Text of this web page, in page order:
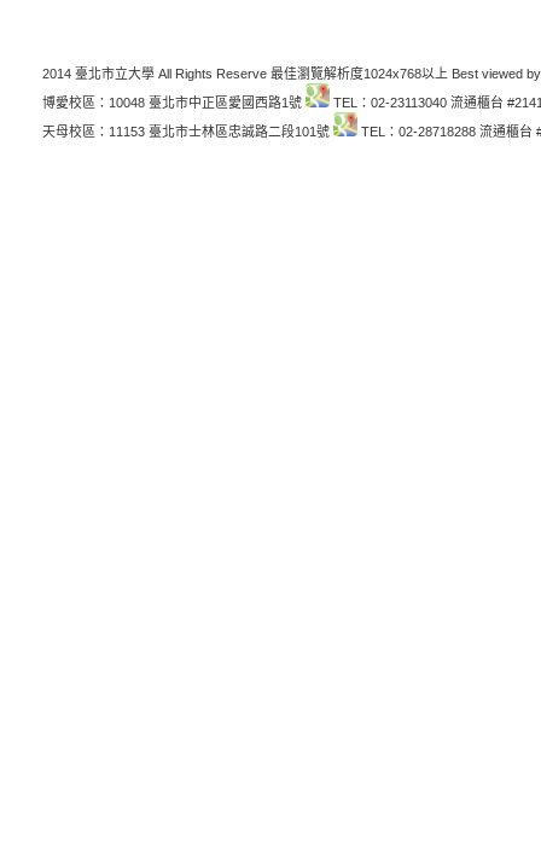
2014 臺北市立大學 All Rights Reserve 最佳瀏覽解析度1024x768以上 Best viewed
博愛校區：10048 臺北市中正區愛國西路1號
TEL：02-23113040 流通櫃台
天母校區：11153 臺北市士林區忠誠路二段101號
TEL：02-28718288 流通櫃台